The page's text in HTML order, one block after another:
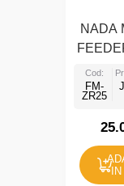
NADA
Cod:
FM-
ZR25
IN